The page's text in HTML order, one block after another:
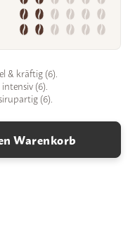
& kräftig (6).
(6).
(6).
Wert
Warenkorb